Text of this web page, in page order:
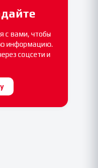
с вами, чтобы
информацию.
соцсети и